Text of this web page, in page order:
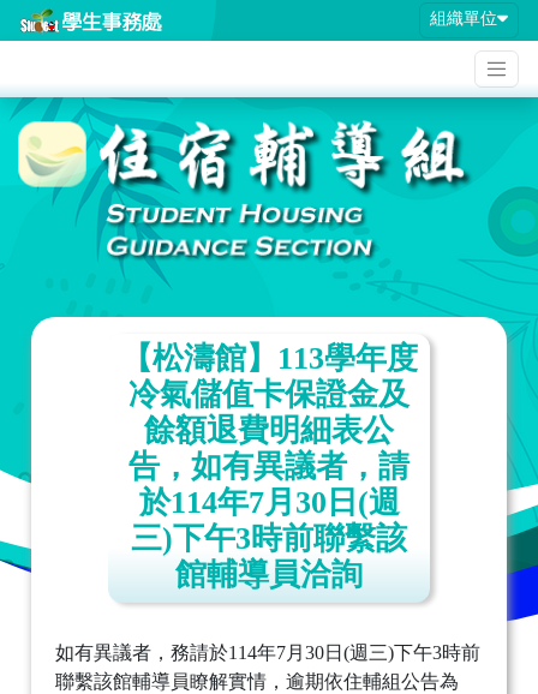
組織單位
【松濤館】113學年度
冷氣儲值卡保證金及
餘額退費明細表公
告，如有異議者，請
於114年7月30日(週
三)下午3時前聯繫該
館輔導員洽詢
如有異議者，務請於114年7月30日(週三)下午3時前
聯繫該館輔導員瞭解實情，逾期依住輔組公告為